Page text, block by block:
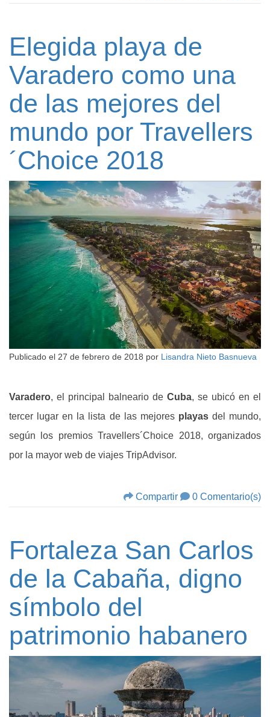
Elegida playa de
Varadero como una
de las mejores del
mundo por Travellers
´Choice 2018
Publicado el 27 de febrero de 2018 por Lisandra Nieto Basnueva
Varadero, el principal balneario de Cuba, se ubicó en el
tercer lugar en la lista de las mejores playasdel mundo,
según los premios Travellers´Choice 2018, organizados
por la mayor web de viajes TripAdvisor.
Compartir 0 Comentario(s)
Fortaleza San Carlos
de la Cabaña, digno
símbolo del
patrimonio habanero